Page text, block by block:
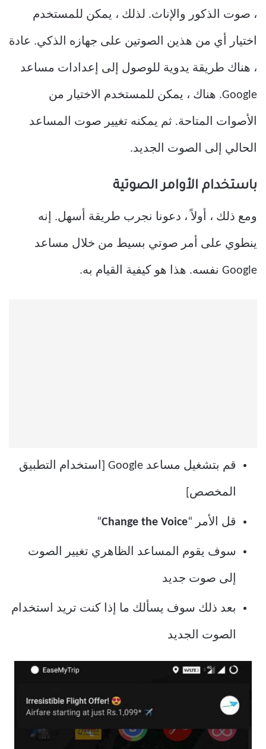
، صوت الذكور والإناث. لذلك ، يمكن للمستخدم
اختيار أي من هذين الصوتين على جهازه الذكي. عادة
، هناك طريقة يدوية للوصول إلى إعدادات مساعد
Google. هناك ، يمكن للمستخدم الاختيار من
الأصوات المتاحة. ثم يمكنه تغيير صوت المساعد
الحالي إلى الصوت الجديد.
باستخدام الأوامر الصوتية
ومع ذلك ، أولاً ، دعونا نجرب طريقة أسهل. إنه
ينطوي على أمر صوتي بسيط من خلال مساعد
Google نفسه. هذا هو كيفية القيام به.
قم بتشغيل مساعد Google [استخدام التطبيق
المخصص]
قل الأمر “Change the Voice
“
سوف يقوم المساعد الظاهري تغيير الصوت
إلى صوت جديد
بعد ذلك سوف يسألك ما إذا كنت تريد استخدام
الصوت الجديد